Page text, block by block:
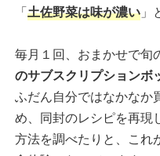
「土佐野菜は味が濃い 」
毎月１回、おまかせで旬
のサブスクリプションボ
ふだん自分ではなかなか
め、同封のレシピを再現
方法を調べたりと、これ